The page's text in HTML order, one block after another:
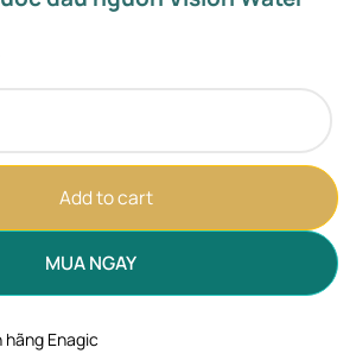
Add to cart
MUA NGAY
hãng Enagic